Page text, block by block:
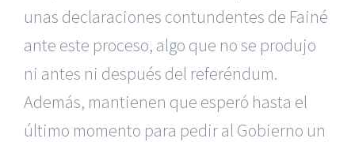
unas declaraciones contundentes de Fainé
ante este proceso, algo que no se produjo
ni antes ni después del referéndum.
Además, mantienen que esperó hasta el
último momento para pedir al Gobierno un